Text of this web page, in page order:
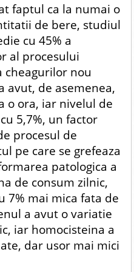
faptul ca la numai o
de bere, studiul
cu 45% a
al procesului
cheagurilor nou
avut, de asemenea,
o ora, iar nivelul de
5,7%, un factor
procesul de
pe care se grefeaza
patologica a
de consum zilnic,
7% mai mica fata de
a avut o variatie
iar homocisteina a
dar usor mai mici